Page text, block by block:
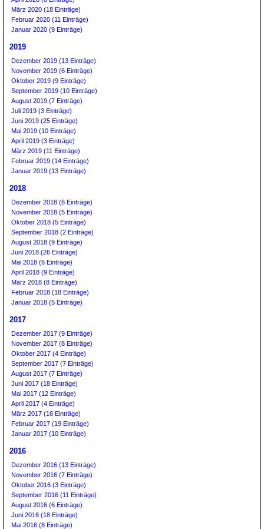
März 2020 (18 Einträge)
Februar 2020 (11 Einträge)
Januar 2020 (9 Einträge)
2019
Dezember 2019 (13 Einträge)
November 2019 (6 Einträge)
Oktober 2019 (9 Einträge)
September 2019 (10 Einträge)
August 2019 (7 Einträge)
Juli 2019 (3 Einträge)
Juni 2019 (25 Einträge)
Mai 2019 (10 Einträge)
April 2019 (3 Einträge)
März 2019 (11 Einträge)
Februar 2019 (14 Einträge)
Januar 2019 (13 Einträge)
2018
Dezember 2018 (6 Einträge)
November 2018 (5 Einträge)
Oktober 2018 (5 Einträge)
September 2018 (2 Einträge)
August 2018 (9 Einträge)
Juni 2018 (26 Einträge)
Mai 2018 (6 Einträge)
April 2018 (9 Einträge)
März 2018 (8 Einträge)
Februar 2018 (18 Einträge)
Januar 2018 (5 Einträge)
2017
Dezember 2017 (9 Einträge)
November 2017 (8 Einträge)
Oktober 2017 (4 Einträge)
September 2017 (7 Einträge)
August 2017 (7 Einträge)
Juni 2017 (18 Einträge)
Mai 2017 (12 Einträge)
April 2017 (4 Einträge)
März 2017 (16 Einträge)
Februar 2017 (19 Einträge)
Januar 2017 (10 Einträge)
2016
Dezember 2016 (13 Einträge)
November 2016 (7 Einträge)
Oktober 2016 (3 Einträge)
September 2016 (11 Einträge)
August 2016 (6 Einträge)
Juni 2016 (18 Einträge)
Mai 2016 (8 Einträge)